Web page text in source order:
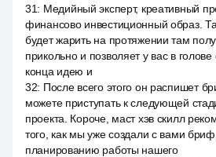
31: Медийный эксперт, креативный
финансово инвестиционный образ.
будет жарить на протяжении там
прикольно и позволяет у вас в
конца идею и
32: После всего этого он распишет
можете приступать к следующей
проекта. Короче, маст хэв скилл
того, как мы уже создали с вами
планированию работы нашего